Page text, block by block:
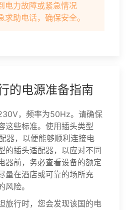
电力故障或紧急情况
助电话，确保安全。
的电源准备指南
，频率为50Hz。请确保
这些标准。使用插头类型
器，以便能够顺利连接电
的插头适配器，以应对不同
器前，务必查看设备的额定
量在酒店或可靠的场所充
险。
旅行时，您会发现该国的电